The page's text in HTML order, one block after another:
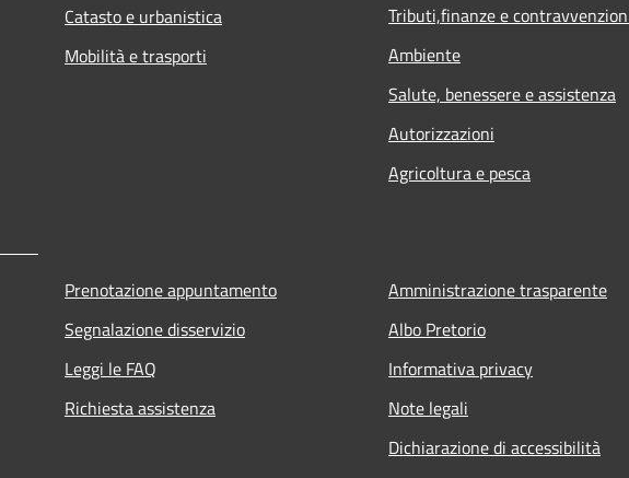
Catasto e urbanistica
Mobilità e trasporti
Tributi,finanze e
Ambiente
Salute, benessere e assistenza
Autorizzazioni
Agricoltura e pesca
Prenotazione appuntamento
Segnalazione disservizio
Leggi le FAQ
Richiesta assistenza
Amministrazione trasparente
Albo Pretorio
Informativa privacy
Note legali
Dichiarazione di accessibilità